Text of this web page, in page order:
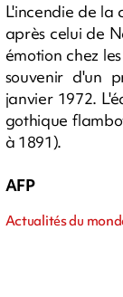
L'incendie de la
après celui de
émotion chez
souvenir d'un
janvier 1972.
gothique
à 1891).
AFP
Actualités du